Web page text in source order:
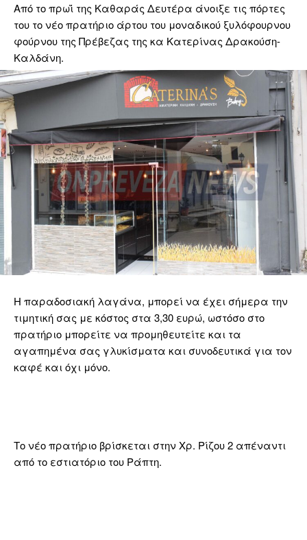
Από το πρωΐ της Καθαράς Δευτέρα άνοιξε τις πόρτες
του το νέο πρατήριο άρτου του μοναδικού ξυλόφουρνου
φούρνου της Πρέβεζας της κα Κατερίνας Δρακούση-
Καλδάνη.
Η παραδοσιακή λαγάνα, μπορεί να έχει σήμερα την
τιμητική σας με κόστος στα 3,30 ευρώ, ωστόσο στο
πρατήριο μπορείτε να προμηθευτείτε και τα
αγαπημένα σας γλυκίσματα και συνοδευτικά για τον
καφέ και όχι μόνο.
Το νέο πρατήριο βρίσκεται στην Χρ. Ρίζου 2 απέναντι
από το εστιατόριο του Ράπτη.